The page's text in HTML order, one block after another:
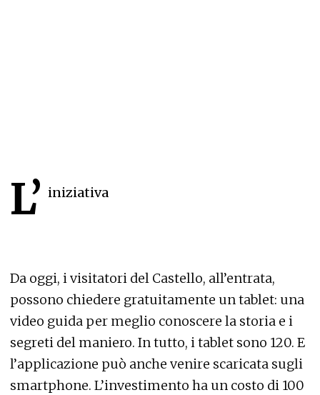
L’ iniziativa
Da oggi, i visitatori del Castello, all’entrata,
possono chiedere gratuitamente un tablet: una
video guida per meglio conoscere la storia e i
segreti del maniero. In tutto, i tablet sono 120. E
l’applicazione può anche venire scaricata sugli
smartphone. L’investimento ha un costo di 100